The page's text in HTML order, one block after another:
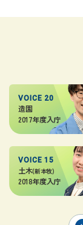
VOICE 20
造園
2017年度入庁
VOICE 15
土木(新本牧)
2018年度入庁